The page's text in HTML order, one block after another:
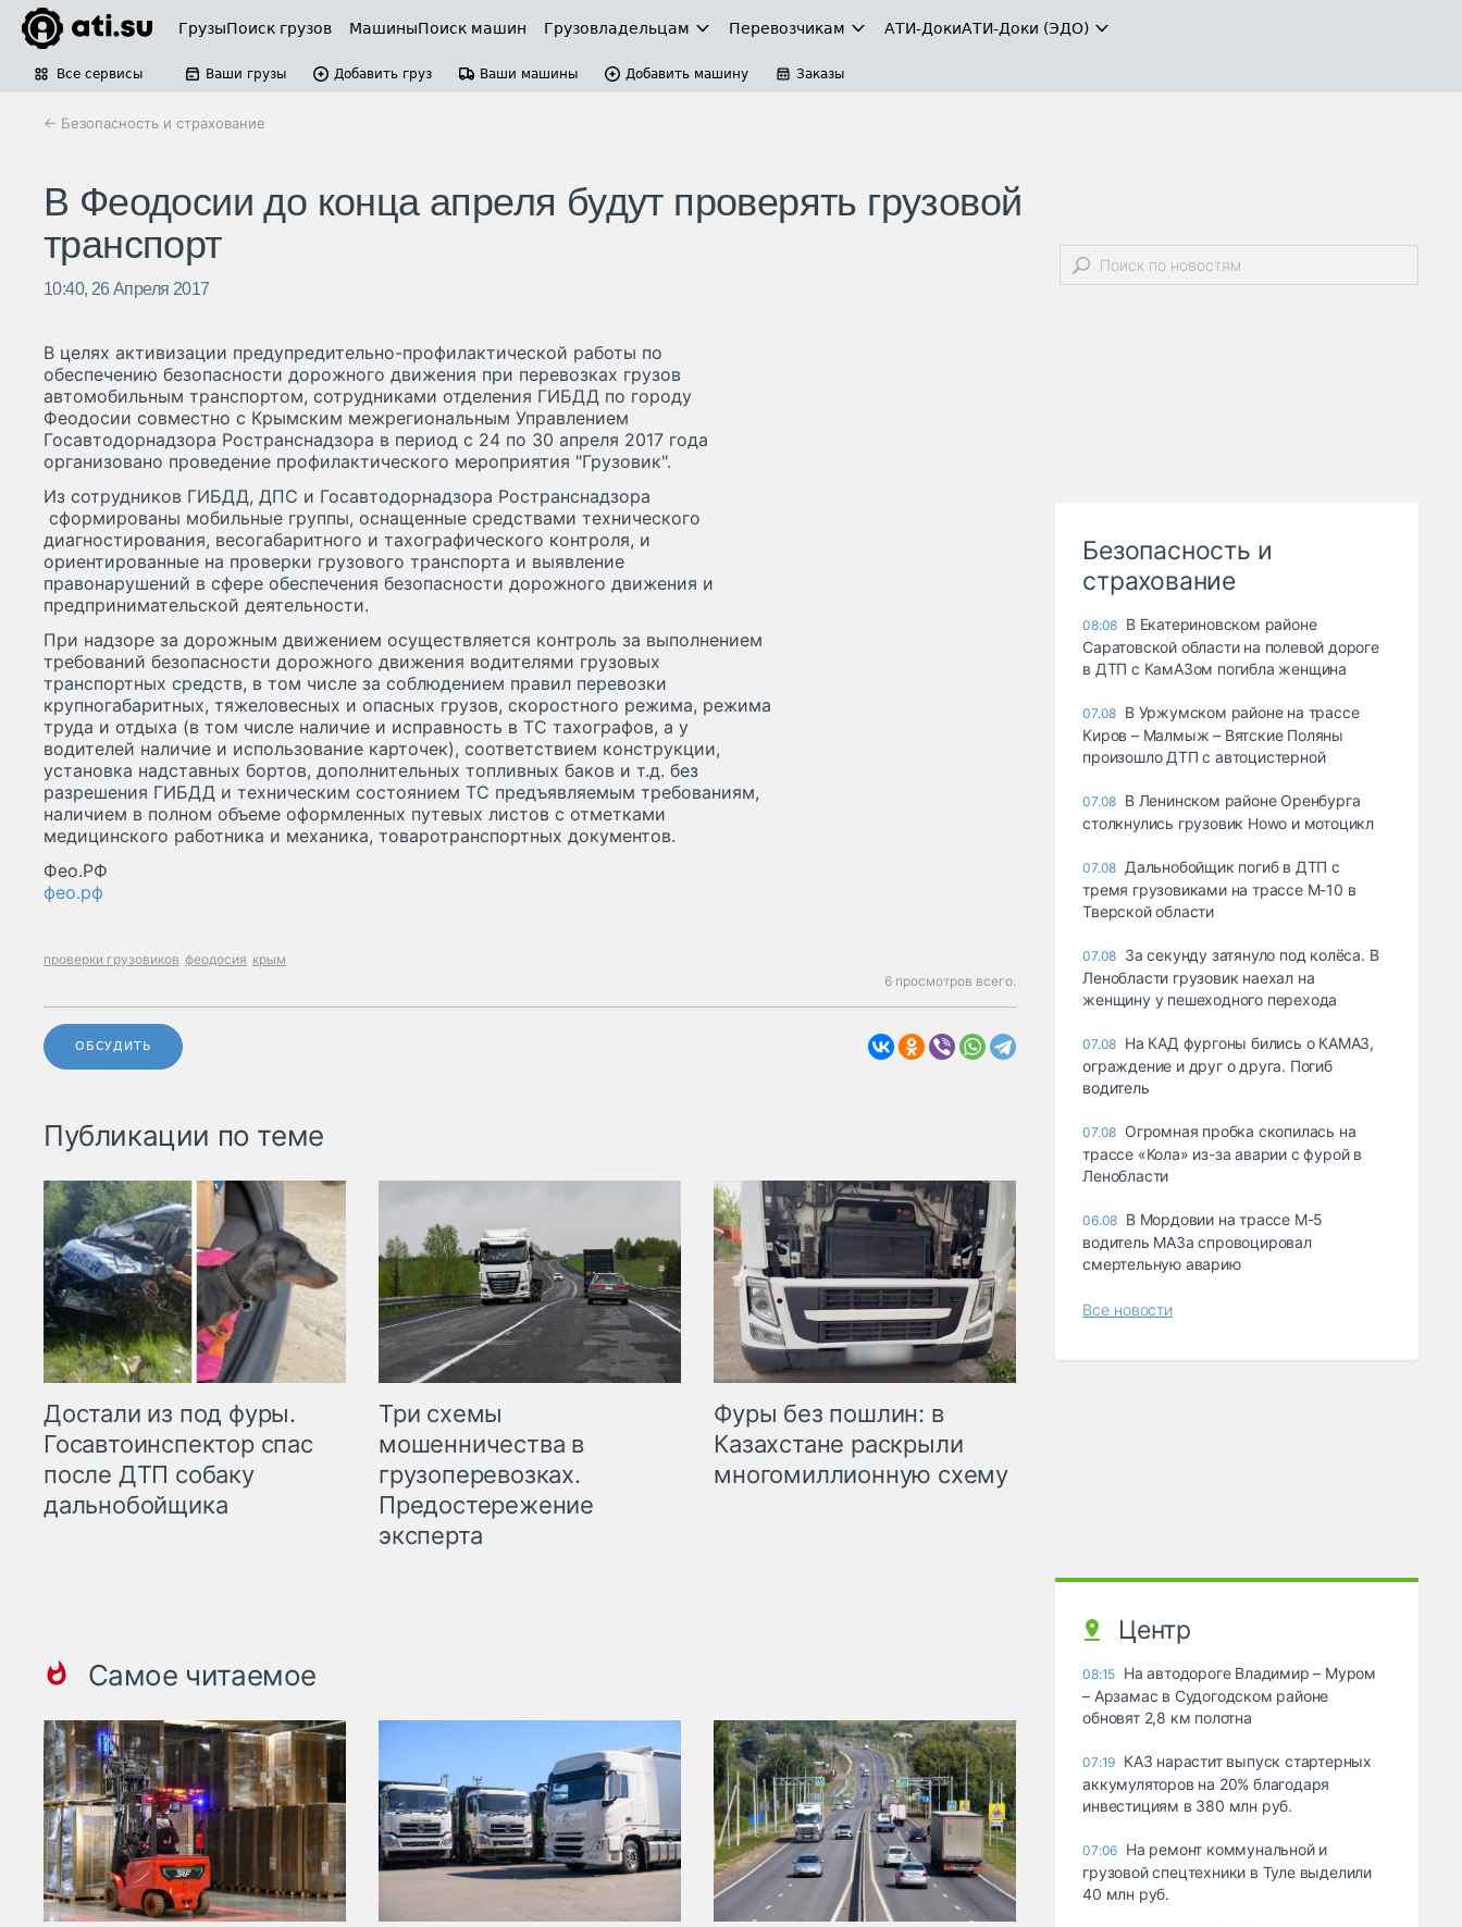
ГрузыПоиск грузов МашиныПоиск машин Грузовладельцам Перевозчикам АТИ-ДокиАТИ-Доки (ЭДО)
Все сервисы Ваши грузы Добавить груз Ваши машины Добавить машину Заказы
← Безопасность и страхование
В Феодосии до конца апреля будут проверять грузовой
транспорт
10:40, 26 Апреля 2017
В целях активизации предупредительно-профилактической работы по
обеспечению безопасности дорожного движения при перевозках грузов
автомобильным транспортом, сотрудниками отделения ГИБДД по городу
Феодосии совместно с Крымским межрегиональным Управлением
Госавтодорнадзора Ространснадзора в период с 24 по 30 апреля 2017 года
организовано проведение профилактического мероприятия "Грузовик".
Из сотрудников ГИБДД, ДПС и Госавтодорнадзора Ространснадзора
сформированы мобильные группы, оснащенные средствами технического
диагностирования, весогабаритного и тахографического контроля, и
ориентированные на проверки грузового транспорта и выявление
правонарушений в сфере обеспечения безопасности дорожного движения и
предпринимательской деятельности.
При надзоре за дорожным движением осуществляется контроль за выполнением
требований безопасности дорожного движения водителями грузовых
транспортных средств, в том числе за соблюдением правил перевозки
крупногабаритных, тяжеловесных и опасных грузов, скоростного режима, режима
труда и отдыха (в том числе наличие и исправность в ТС тахографов, а у
водителей наличие и использование карточек), соответствием конструкции,
установка надставных бортов, дополнительных топливных баков и т.д. без
разрешения ГИБДД и техническим состоянием ТС предъявляемым требованиям,
наличием в полном объеме оформленных путевых листов с отметками
медицинского работника и механика, товаротранспортных документов.
Фео.РФ
фео.рф
проверки грузовиков феодосия крым
6 просмотров всего.
ОБСУДИТЬ
Публикации по теме
Достали из под фуры.
Госавтоинспектор спас
после ДТП собаку
дальнобойщика
Три схемы
мошенничества в
грузоперевозках.
Предостережение
эксперта
Фуры без пошлин: в
Казахстане раскрыли
многомиллионную схему
Самое читаемое
Безопасность и
страхование
08:08 В Екатериновском районе
Саратовской области на полевой дороге
в ДТП с КамАЗом погибла женщина
07.08 В Уржумском районе на трассе
Киров – Малмыж – Вятские Поляны
произошло ДТП с автоцистерной
07.08 В Ленинском районе Оренбурга
столкнулись грузовик Howo и мотоцикл
07.08 Дальнобойщик погиб в ДТП с
тремя грузовиками на трассе М-10 в
Тверской области
07.08 За секунду затянуло под колёса. В
Ленобласти грузовик наехал на
женщину у пешеходного перехода
07.08 На КАД фургоны бились о КАМАЗ,
ограждение и друг о друга. Погиб
водитель
07.08 Огромная пробка скопилась на
трассе «Кола» из-за аварии с фурой в
Ленобласти
06.08 В Мордовии на трассе М-5
водитель МАЗа спровоцировал
смертельную аварию
Все новости
Центр
08:15 На автодороге Владимир – Муром
– Арзамас в Судогодском районе
обновят 2,8 км полотна
07:19 КАЗ нарастит выпуск стартерных
аккумуляторов на 20% благодаря
инвестициям в 380 млн руб.
07:06 На ремонт коммунальной и
грузовой спецтехники в Туле выделили
40 млн руб.